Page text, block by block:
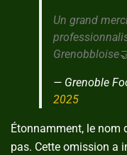
Un grand
— Grenoble
2025
Étonnamment, le nom
pas. Cette omission a